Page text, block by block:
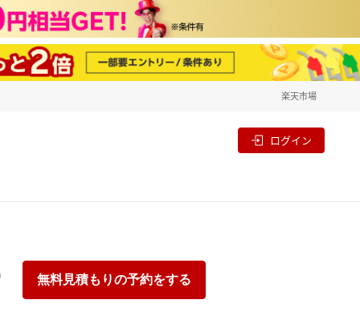
楽天市場
ログイン
無料見積もりの予約をする